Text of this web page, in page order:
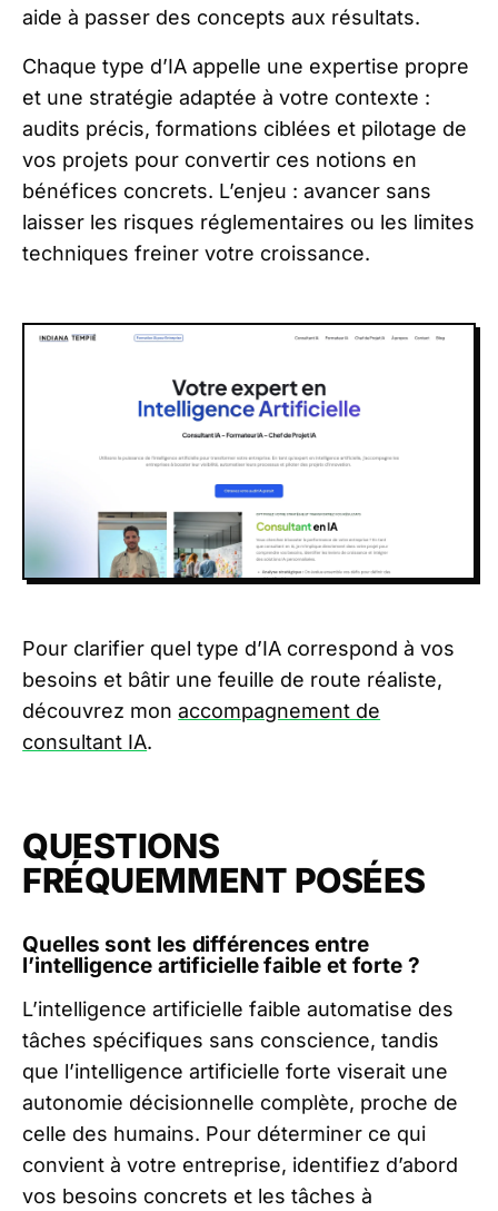
aide à passer des concepts aux résultats.
Chaque type d’IA appelle une expertise propre
et une stratégie adaptée à votre contexte :
audits précis, formations ciblées et pilotage de
vos projets pour convertir ces notions en
bénéfices concrets. L’enjeu : avancer sans
laisser les risques réglementaires ou les limites
techniques freiner votre croissance.
Pour clarifier quel type d’IA correspond à vos
besoins et bâtir une feuille de route réaliste,
découvrez monaccompagnement de
consultant IA.
QUESTIONS
FRÉQUEMMENT POSÉES
Quelles sont les différences entre
l’intelligence artificielle faible et forte ?
L’intelligence artificielle faible automatise des
tâches spécifiques sans conscience, tandis
que l’intelligence artificielle forte viserait une
autonomie décisionnelle complète, proche de
celle des humains. Pour déterminer ce qui
convient à votre entreprise, identifiez d’abord
vos besoins concrets et les tâches à